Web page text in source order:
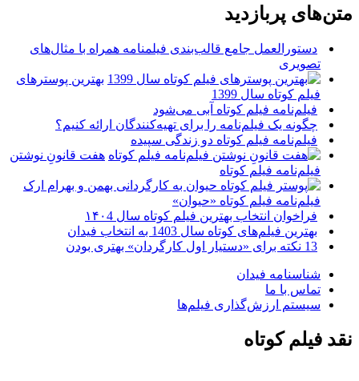
متن‌های پربازدید
دستورالعمل جامع قالب‌بندی فیلمنامه همراه با مثال‌های
تصویری
بهترین پوسترهای
فیلم کوتاه سال 1399
فیلم‌نامه فیلم کوتاه آبی می‌شود
چگونه یک فیلم‌نامه را برای تهیه‌کنندگان ارائه کنیم؟
فیلم‌نامه فیلم کوتاه دو زندگی سپیده
هفت قانونِ نوشتن
فیلم‌نامه فیلم کوتاه
فیلم‌نامه فیلم کوتاه «حیوان»
فراخوان انتخاب بهترین فیلم کوتاه سال ۱۴۰4
بهترین فیلم‌های کوتاه سال 1403 به انتخاب فیدان
13 نکته برای «دستیار اول کارگردان» بهتری بودن
شناسنامه فیدان
تماس با ما
سیستم ارزش‌گذاری فیلم‌ها
نقد فیلم کوتاه